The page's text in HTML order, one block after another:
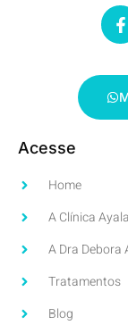
Acesse
Home
A Clínica Ayala
A Dra Debora
Tratamentos
Blog